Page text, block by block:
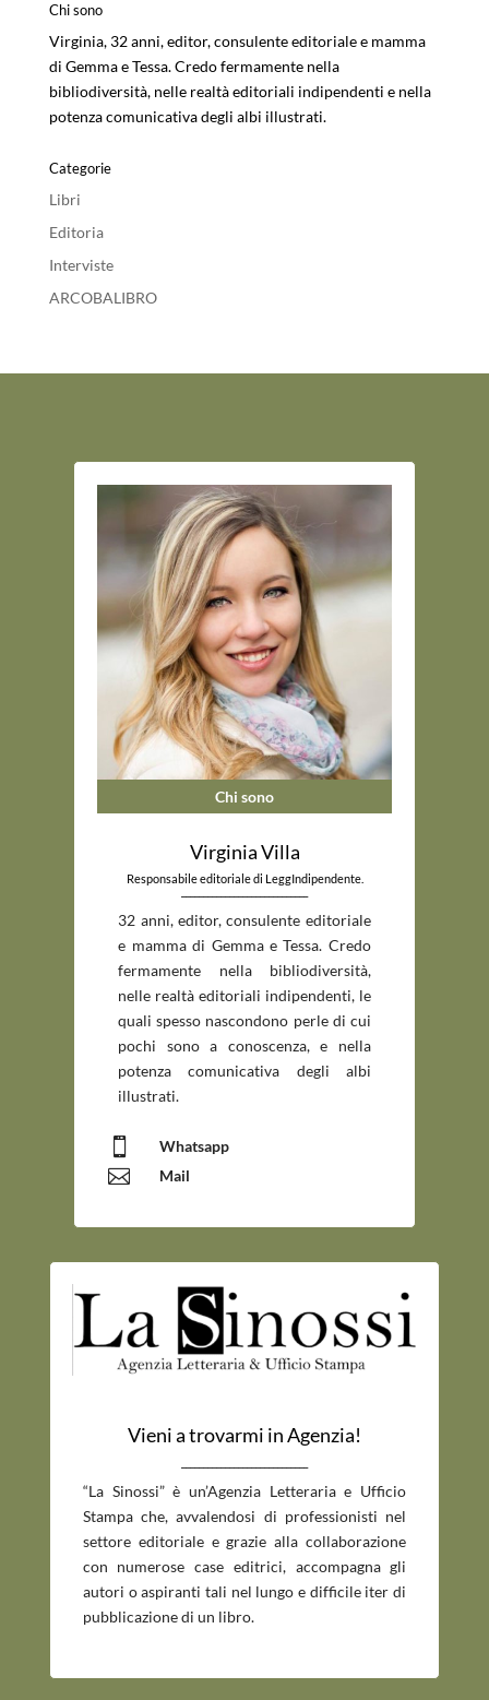
Chi sono
Virginia, 32 anni, editor, consulente editoriale e mamma
di Gemma e Tessa. Credo fermamente nella
bibliodiversità, nelle realtà editoriali indipendenti e nella
potenza comunicativa degli albi illustrati.
Categorie
Libri
Editoria
Interviste
ARCOBALIBRO
Chi sono
Virginia Villa
Responsabile editoriale di LeggIndipendente.
_____________________________
32 anni, editor, consulente editoriale
e mamma di Gemma e Tessa. Credo
fermamente nella bibliodiversità,
nelle realtà editoriali indipendenti, le
quali spesso nascondono perle di cui
pochi sono a conoscenza, e nella
potenza comunicativa degli albi
illustrati.
 Whatsapp
 Mail
Vieni a trovarmi in Agenzia!
“La Sinossi” è un’Agenzia Letteraria e Ufficio
Stampa che, avvalendosi di professionisti nel
settore editoriale e grazie alla collaborazione
con numerose case editrici, accompagna gli
autori o aspiranti tali nel lungo e difficile iter di
pubblicazione di un libro.